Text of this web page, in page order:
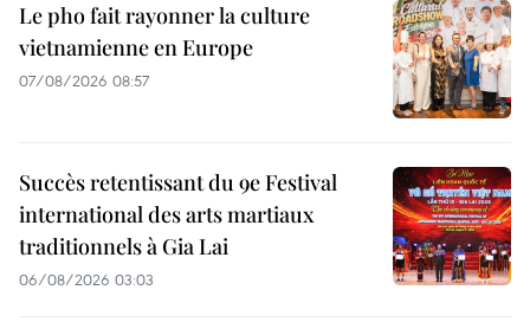
Le pho fait rayonner la culture
vietnamienne en Europe
07/08/2026 08:57
Succès retentissant du 9e Festival
international des arts martiaux
traditionnels à Gia Lai
06/08/2026 03:03